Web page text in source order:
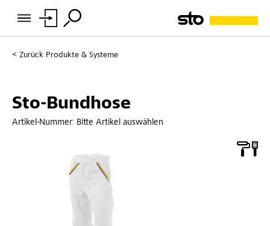
Zurück Produkte & Systeme
Sto-Bundhose
Artikel-Nummer: Bitte Artikel auswählen